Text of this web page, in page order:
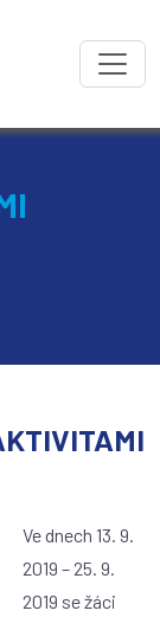
Ve dnech 13. 9.
2019 – 25. 9.
2019 se žáci